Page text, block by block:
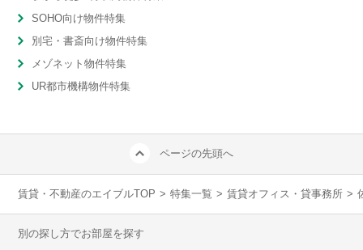
SOHO向け物件特集
別宅・書斎向け物件特集
メゾネット物件特集
UR都市機構物件特集
ページの先頭へ
賃貸・不動産のエイブルTOP > 特集一覧 > 賃貸オフィス・貸事務所 >
別の探し方でお部屋を探す